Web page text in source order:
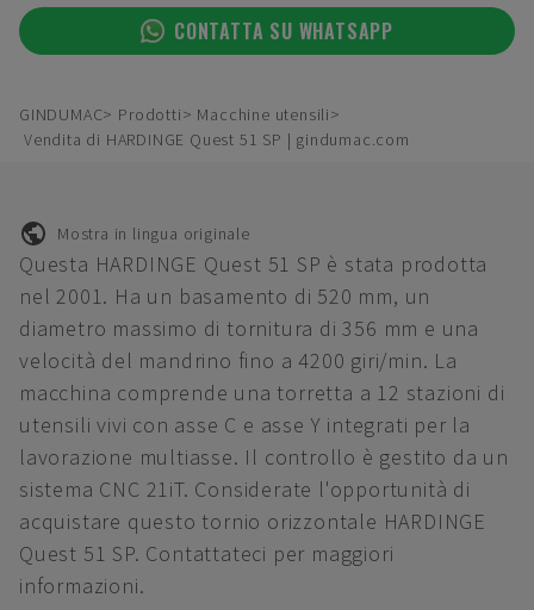
CONTATTA SU WHATSAPP
GINDUMAC Prodotti
Macchine utensili
Vendita di HARDINGE Quest 51 SP | gindumac.com
Mostra in lingua originale
Questa HARDINGE Quest 51 SP è stata prodotta
nel 2001. Ha un basamento di 520 mm, un
diametro massimo di tornitura di 356 mm e una
velocità del mandrino fino a 4200 giri/min. La
macchina comprende una torretta a 12 stazioni di
utensili vivi con asse C e asse Y integrati per la
lavorazione multiasse. Il controllo è gestito da un
sistema CNC 21iT. Considerate l'opportunità di
acquistare questo tornio orizzontale HARDINGE
Quest 51 SP. Contattateci per maggiori
informazioni.